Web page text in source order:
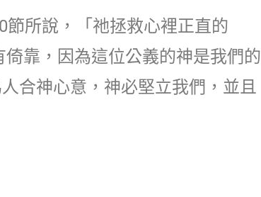
所說，「祂拯救心裡正直的
靠，因為這位公義的神是我們的
合神心意，神必堅立我們，並且